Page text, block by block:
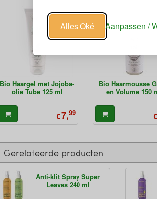
Alles Oké Aanpassen /
Bio Haargel met Jojoba-
olie Tube 125 ml
€7,99
Bio Haarmousse
en Volume 150
€
Gerelateerde producten
Anti-klit Spray Super
Leaves 240 ml